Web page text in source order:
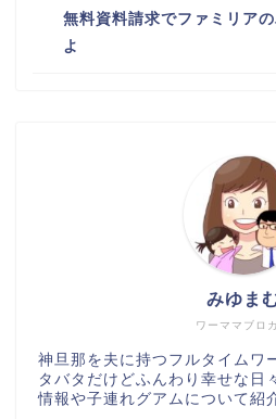
無料資料請求でファミリア
よ
ワーママブロ
みゆま
神旦那を夫に持つフルタイムワ
タバタだけどふんわり幸せな日
情報や子連れグアムについて紹